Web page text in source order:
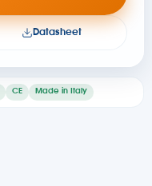
CE Made in Italy
Datasheet